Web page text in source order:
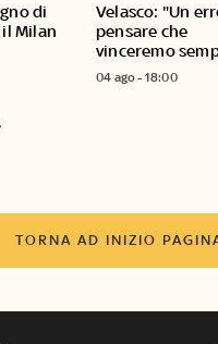
di
Milan
Velasco: "Un
pensare che
vinceremo
04 ago - 18:00
TORNA AD INIZIO